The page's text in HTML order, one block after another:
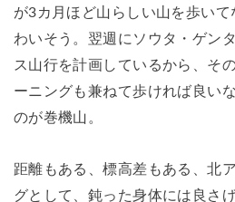
が3カ月ほど山らしい山を歩い
わいそう。翌週にソウタ・ゲン
ス山行を計画しているから、そ
ーニングも兼ねて歩ければ良い
のが巻機山。
距離もある、標高差もある、北
グとして、鈍った身体には良さ